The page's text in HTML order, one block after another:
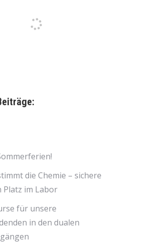
die Chemie – sichere
Platz im Labor
für unsere
in den dualen